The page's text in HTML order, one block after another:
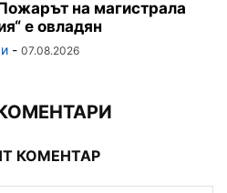
на магистрала
е овладян
- 07.08.2026
КОМЕНТАР